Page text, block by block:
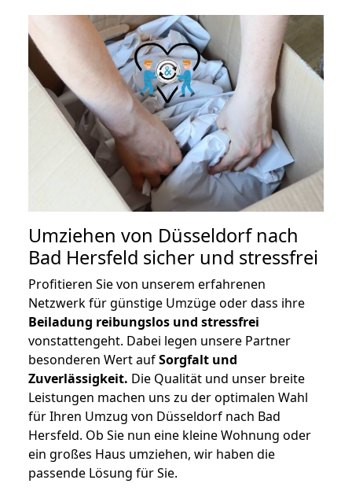
Umziehen von Düsseldorf nach
Bad Hersfeld sicher und stressfrei
Profitieren Sie von unserem erfahrenen
Netzwerk für günstige Umzüge oder dass ihre
Beiladung reibungslos und stressfrei
vonstattengeht. Dabei legen unsere Partner
besonderen Wert aufSorgfalt und
Zuverlässigkeit. Die Qualität und unser breite
Leistungen machen uns zu der optimalen Wahl
für Ihren Umzug von Düsseldorf nach Bad
Hersfeld. Ob Sie nun eine kleine Wohnung oder
ein großes Haus umziehen, wir haben die
passende Lösung für Sie.